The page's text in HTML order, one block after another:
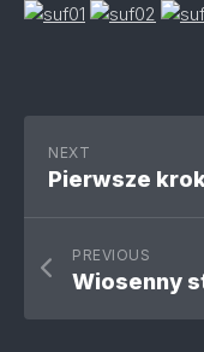
NEXT
Pierwsze
PREVIOUS
Wiosenny